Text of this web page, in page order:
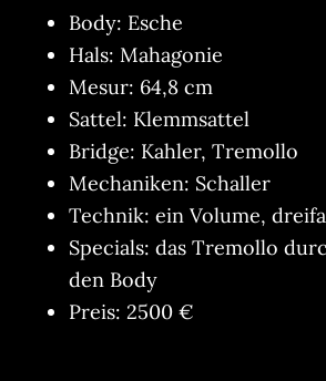
Body: Esche
Hals: Mahagonie
Mesur: 64,8 cm
Sattel: Klemmsattel
Bridge: Kahler, Tremollo
Mechaniken: Schaller
Technik: ein Volume,
Specials: das Tremollo
den Body
Preis: 2500 €